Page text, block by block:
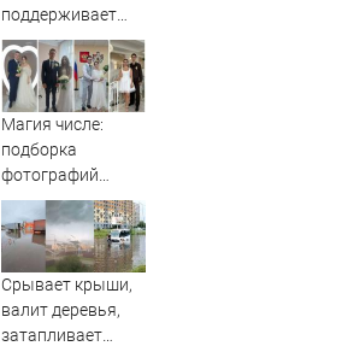
поддерживает
территориальную
целостность
Украины
Магия числе:
подборка
фотографий
рязанских свадеб
08.08.2026
Срывает крыши,
валит деревья,
затапливает